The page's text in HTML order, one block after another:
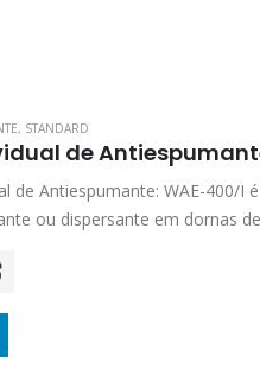
, STANDARD
de
de Antiespumante: WAE-400/I
ou dispersante em dornas